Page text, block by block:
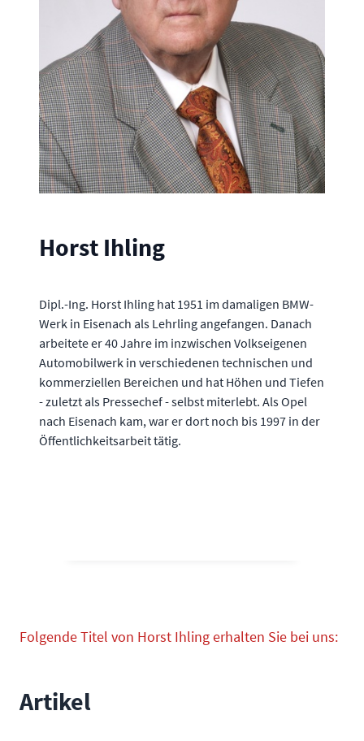
Horst Ihling
Dipl.-Ing. Horst Ihling hat 1951 im damaligen BMW-
Werk in Eisenach als Lehrling angefangen. Danach
arbeitete er 40 Jahre im inzwischen Volkseigenen
Automobilwerk in verschiedenen technischen und
kommerziellen Bereichen und hat Höhen und Tiefen
- zuletzt als Pressechef - selbst miterlebt. Als Opel
nach Eisenach kam, war er dort noch bis 1997 in der
Öffentlichkeitsarbeit tätig.
Folgende Titel von Horst Ihling erhalten Sie bei uns:
Artikel